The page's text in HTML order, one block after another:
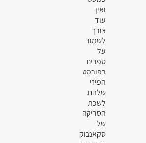
ואין
עוד
צורך
לשמור
על
ספרים
בפורמט
הפיזי
שלהם.
לשכת
הסריקה
של
סקאנבוק